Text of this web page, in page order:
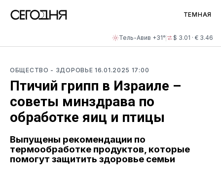
Тель-Авив +31° $ 3.01 · € 3.46
ТЕМНАЯ
ОБЩЕСТВО - ЗДОРОВЬЕ16.01.2025 17:00
Птичий грипп в Израиле –
советы минздрава по
обработке яиц и птицы
Выпущены рекомендации по
термообработке продуктов, которые
помогут защитить здоровье семьи